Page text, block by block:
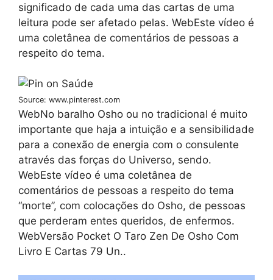
significado de cada uma das cartas de uma
leitura pode ser afetado pelas. WebEste vídeo é
uma coletânea de comentários de pessoas a
respeito do tema.
Source: www.pinterest.com
WebNo baralho Osho ou no tradicional é muito
importante que haja a intuição e a sensibilidade
para a conexão de energia com o consulente
através das forças do Universo, sendo.
WebEste vídeo é uma coletânea de
comentários de pessoas a respeito do tema
“morte”, com colocações do Osho, de pessoas
que perderam entes queridos, de enfermos.
WebVersão Pocket O Taro Zen De Osho Com
Livro E Cartas 79 Un..